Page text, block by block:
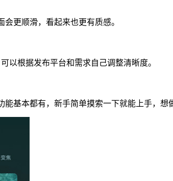
更顺滑，看起来也更有质感。
以根据发布平台和需求自己调整清晰度。
能基本都有，新手简单摸索一下就能上手，